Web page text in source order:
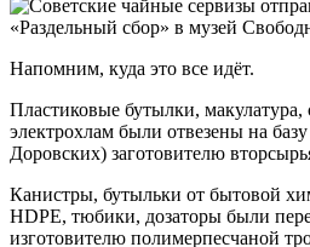
Напомним, куда это все идёт.
Пластиковые бутылки,
электрохлам были отвезены на
Доровских) заготовителю
Канистры, бутыльки от бытовой
HDPE, тюбики, дозаторы были
изготовителю полимерпесчаной